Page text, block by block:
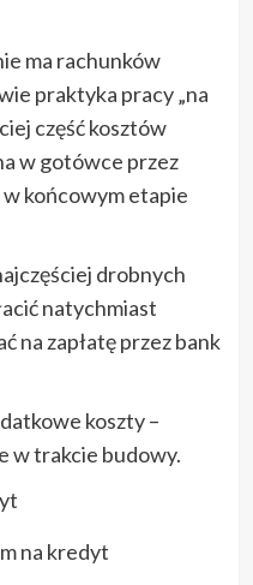
ma rachunków
praktyka pracy „na
część kosztów
w gotówce przez
końcowym etapie
drobnych
natychmiast
na zapłatę przez bank
koszty –
w trakcie budowy.
na kredyt